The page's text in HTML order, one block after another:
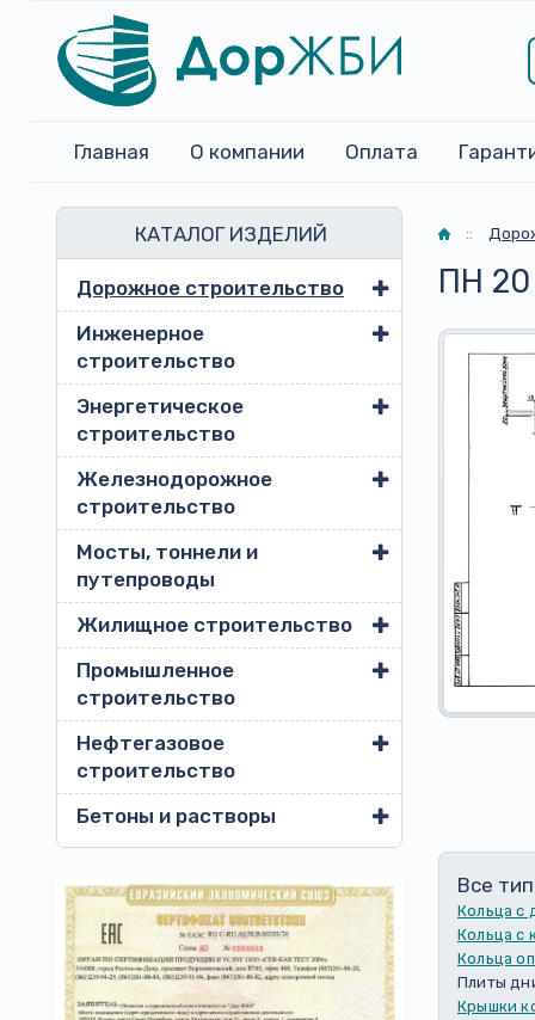
Главная О компании Оплата
КАТАЛОГ ИЗДЕЛИЙ
Дорожное строительство
Инженерное
строительство
Энергетическое
строительство
Железнодорожное
строительство
Мосты, тоннели и
путепроводы
Жилищное строительство
Промышленное
строительство
Нефтегазовое
строительство
Бетоны и растворы
Главная
::
ПН
Все
Кольца с
Кольца с
Кольца
Плиты
Крышки